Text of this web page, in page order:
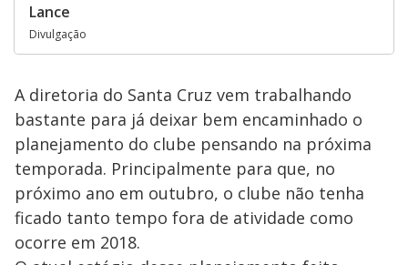
Lance
Divulgação
A diretoria do Santa Cruz vem trabalhando
bastante para já deixar bem encaminhado o
planejamento do clube pensando na próxima
temporada. Principalmente para que, no
próximo ano em outubro, o clube não tenha
ficado tanto tempo fora de atividade como
ocorre em 2018.